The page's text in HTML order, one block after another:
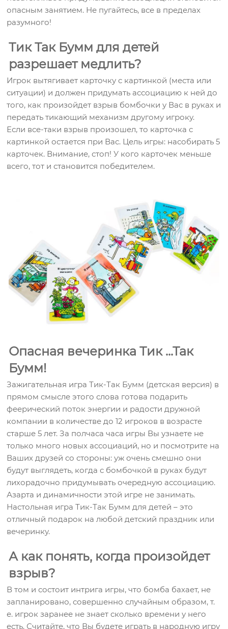
опасным занятием. Не пугайтесь, все в пределах
разумного!
Тик Так Бумм для детей
разрешает медлить?
Игрок вытягивает карточку с картинкой (места или
ситуации) и должен придумать ассоциацию к ней до
того, как произойдет взрыв бомбочки у Вас в руках и
передать тикающий механизм другому игроку.
Если все-таки взрыв произошел, то карточка с
картинкой остается при Вас. Цель игры: насобирать 5
карточек. Внимание, стоп! У кого карточек меньше
всего, тот и становится победителем.
Опасная вечеринка Тик ...Так
Бумм!
Зажигательная игра Тик-Так Бумм (детская версия) в
прямом смысле этого слова готова подарить
феерический поток энергии и радости дружной
компании в количестве до 12 игроков в возрасте
старше 5 лет. За полчаса часа игры Вы узнаете не
только много новых ассоциаций, но и посмотрите на
Ваших друзей со стороны: уж очень смешно они
будут выглядеть, когда с бомбочкой в руках будут
лихорадочно придумывать очередную ассоциацию.
Азарта и динамичности этой игре не занимать.
Настольная игра Тик-Так Бумм для детей – это
отличный подарок на любой детский праздник или
вечеринку.
А как понять, когда произойдет
взрыв?
В том и состоит интрига игры, что бомба бахает, не
запланировано, совершенно случайным образом, т.
е. игрок заранее не знает сколько времени у него
есть. Считайте, что Вы будете играть в народную игру